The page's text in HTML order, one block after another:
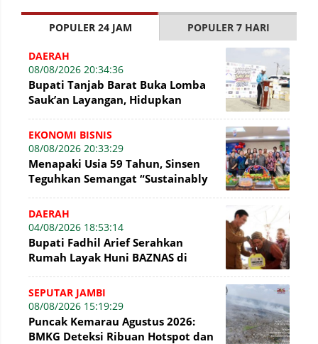
POPULER 24 JAM POPULER 7 HARI
DAERAH
08/08/2026 20:34:36
Bupati Tanjab Barat Buka Lomba
Sauk’an Layangan, Hidupkan
WFC ?
EKONOMI BISNIS
08/08/2026 20:33:29
Menapaki Usia 59 Tahun, Sinsen
Teguhkan Semangat “Sustainably
DAERAH
04/08/2026 18:53:14
Bupati Fadhil Arief Serahkan
Rumah Layak Huni BAZNAS di
SEPUTAR JAMBI
08/08/2026 15:19:29
Puncak Kemarau Agustus 2026:
BMKG Deteksi Ribuan Hotspot dan